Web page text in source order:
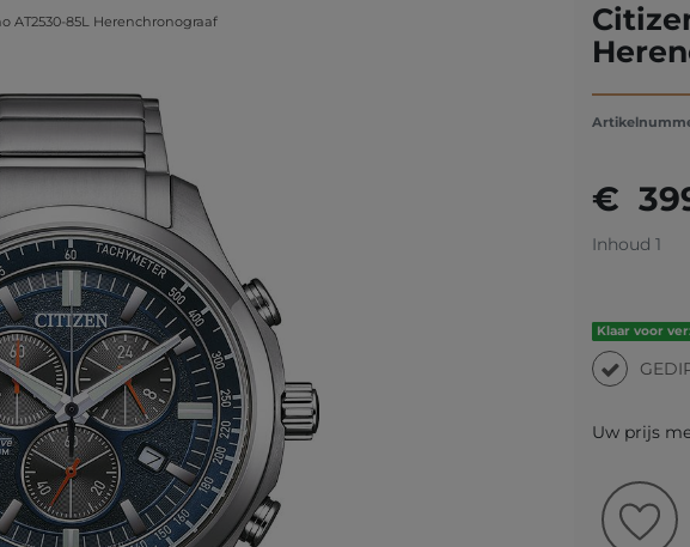
AT2530-85L Herenchronograaf
€
Inhoud 1
Klaar voor
Uw prijs